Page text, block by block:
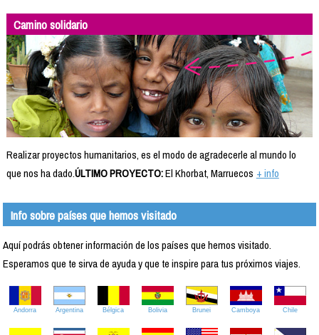
Camino solidario
Realizar proyectos humanitarios, es el modo de agradecerle al mundo lo
que nos ha dado.ÚLTIMO PROYECTO:El Khorbat, Marruecos + info
Info sobre países que hemos visitado
Aquí podrás obtener información de los países que hemos visitado.
Esperamos que te sirva de ayuda y que te inspire para tus próximos viajes.
Andorra Argentina Bélgica Bolivia Brunei Camboya Chile